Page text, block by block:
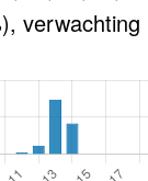
verwachting